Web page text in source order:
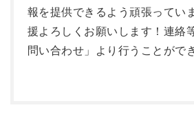
報を提供できるよう頑張ってい
援よろしくお願いします！連絡
問い合わせ」より行うことがで